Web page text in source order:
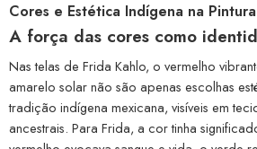
Cores e Estética Indígena na
A força das cores como
Nas telas de Frida Kahlo, o vermelho
amarelo solar não são apenas escolhas
tradição indígena mexicana, visíveis em
ancestrais. Para Frida, a cor tinha